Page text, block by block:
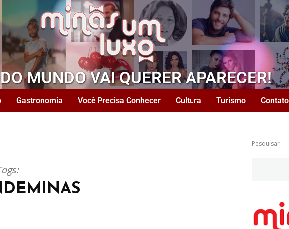
MUNDO VAI QUERER APARECER!
Gastronomia Você Precisa Conhecer Cultura Turismo Contato
Pesquisar